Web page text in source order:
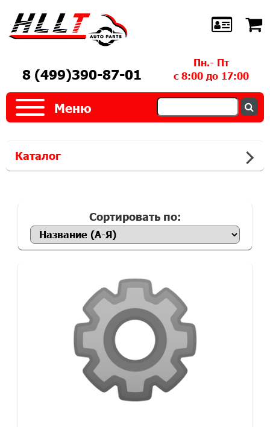
8 (499)390-87-01
Пн.- Пт
с 8:00 до 17:00
Меню
Каталог
Сортировать по: